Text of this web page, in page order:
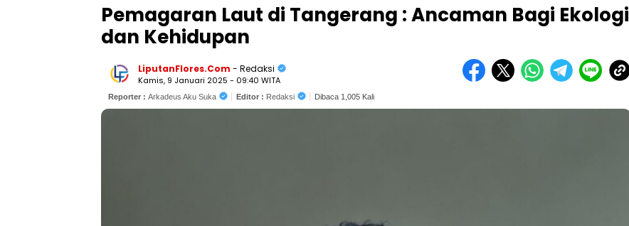
Pemagaran Laut di Tangerang : Ancaman Bagi Ekologi
dan Kehidupan
LiputanFlores.Com - Redaksi
Kamis, 9 Januari 2025 - 09:40 WITA
Reporter : Arkadeus Aku Suka Editor : Redaksi Dibaca 1,005 Kali